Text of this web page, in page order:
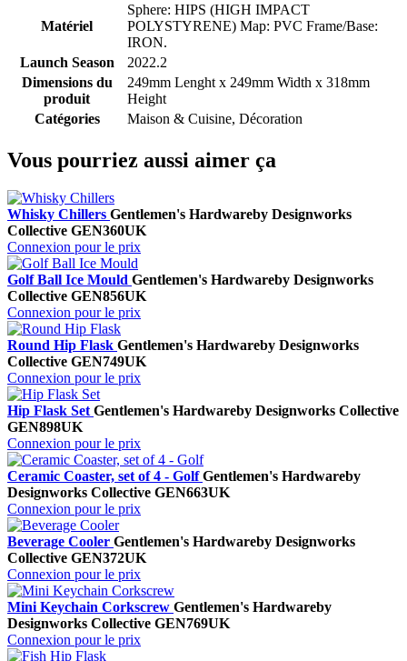
Matériel
Sphere: HIPS (HIGH IMPACT
POLYSTYRENE) Map: PVC Frame/Base:
IRON.
Launch Season
2022.2
Dimensions du
produit
249mm Lenght x 249mm Width x 318mm
Height
Catégories
Maison & Cuisine, Décoration
Vous pourriez aussi aimer ça
Whisky Chillers Gentlemen's Hardwareby Designworks
Collective GEN360UK
Connexion pour le prix
Golf Ball Ice Mould Gentlemen's Hardwareby Designworks
Collective GEN856UK
Connexion pour le prix
Round Hip Flask Gentlemen's Hardwareby Designworks
Collective GEN749UK
Connexion pour le prix
Hip Flask SetGentlemen's Hardwareby Designworks Collective
GEN898UK
Connexion pour le prix
Ceramic Coaster, set of 4 - GolfGentlemen's Hardwareby
Designworks Collective GEN663UK
Connexion pour le prix
Beverage Cooler Gentlemen's Hardwareby Designworks
Collective GEN372UK
Connexion pour le prix
Mini Keychain Corkscrew Gentlemen's Hardwareby
Designworks Collective GEN769UK
Connexion pour le prix